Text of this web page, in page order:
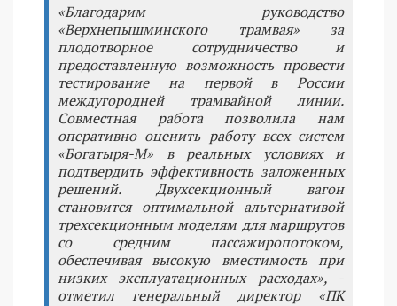
«Благодарим руководство
«Верхнепышминского трамвая» за
плодотворное сотрудничество и
предоставленную возможность провести
тестирование на первой в России
междугородней трамвайной линии.
Совместная работа позволила нам
оперативно оценить работу всех систем
«Богатыря-М» в реальных условиях и
подтвердить эффективность заложенных
решений. Двухсекционный вагон
становится оптимальной альтернативой
трехсекционным моделям для маршрутов
со средним пассажиропотоком,
обеспечивая высокую вместимость при
низких эксплуатационных расходах», -
отметил генеральный директор «ПК